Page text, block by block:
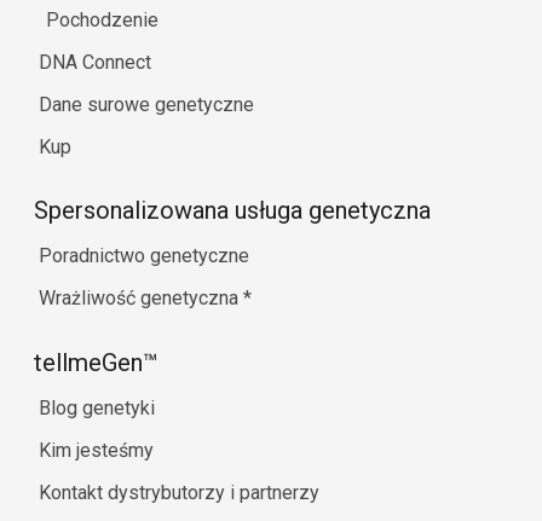
Pochodzenie
DNA Connect
Dane surowe genetyczne
Kup
Spersonalizowana usługa genetyczna
Poradnictwo genetyczne
Wrażliwość genetyczna *
tellmeGen™
Blog genetyki
Kim jesteśmy
Kontakt dystrybutorzy i partnerzy